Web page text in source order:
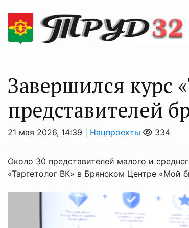
Завершился курс
представителей
21 мая 2026, 14:39 | Нацпроекты 334
Около 30 представителей малого и
«Таргетолог ВК» в Брянском Центре «Мой